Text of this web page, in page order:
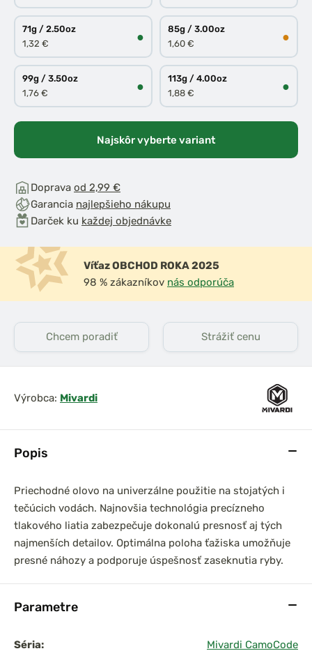
Popis
Priechodné olovo na univerzálne použitie na stojatých i
tečúcich vodách. Najnovšia technológia precízneho
tlakového liatia zabezpečuje dokonalú presnosť aj tých
najmenších detailov. Optimálna poloha ťažiska umožňuje
presné náhozy a podporuje úspešnosť zaseknutia ryby.
Parametre
Séria: Mivardi CamoCode
71g / 2.50oz
1,32 €
●
85g / 3.00oz
1,60 €
●
99g / 3.50oz
1,76 €
●
113g / 4.00oz
1,88 €
●
Najskôr vyberte variant
Doprava od 2,99 €
Garancia najlepšieho nákupu
Darček ku každej objednávke
Víťaz OBCHOD ROKA 2025
98 % zákazníkov nás odporúča
Chcem poradiť Strážiť cenu
Výrobca: Mivardi